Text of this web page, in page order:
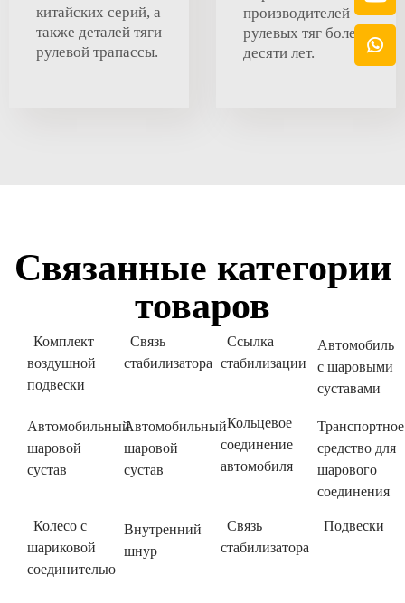
китайских серий, а
также деталей тяги
рулевой трапассы.
производителей
рулевых тяг более
десяти лет.
Связанные категории
товаров
Комплект
воздушной
подвески
Связь
стабилизатора
Ссылка
стабилизации
Автомобиль
с шаровыми
суставами
Автомобильный
шаровой
сустав
Автомобильный
шаровой
сустав
Кольцевое
соединение
автомобиля
Транспортное
средство для
шарового
соединения
Колесо с
шариковой
соединителью
Внутренний
шнур
Связь
стабилизатора
Подвески